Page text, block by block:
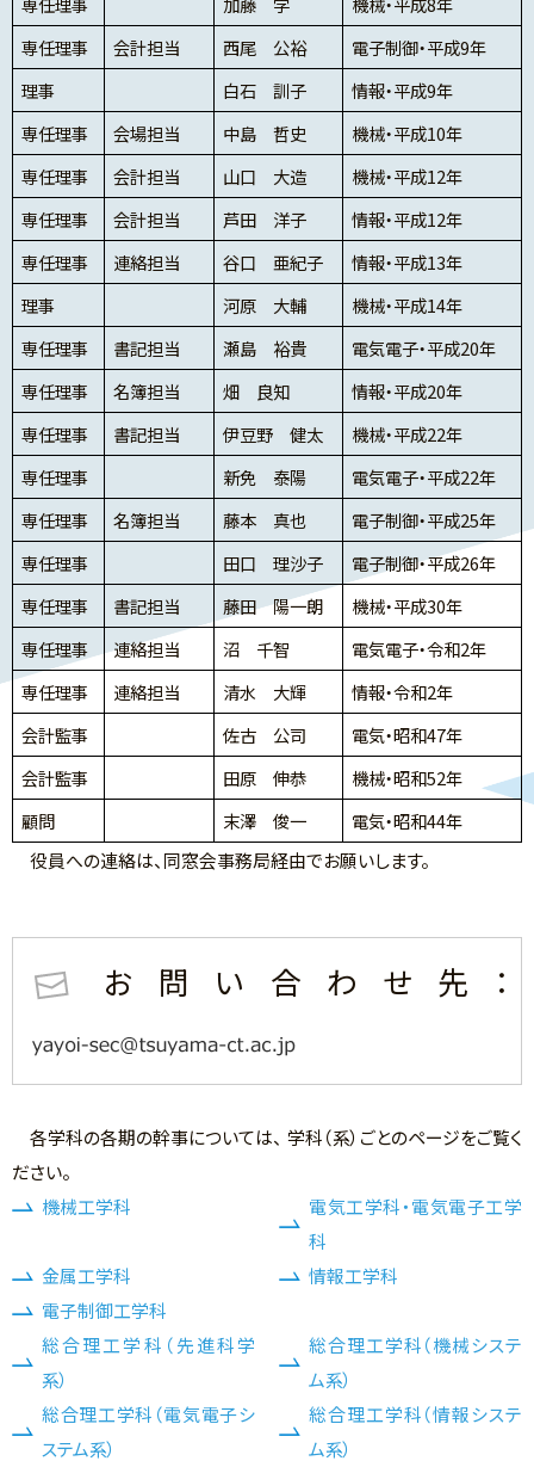
専任理事
会計担当 西尾 公裕
電子制御・平成9年
理事
白石 訓子
情報・平成9年
専任理事
会場担当 中島 哲史
機械・平成10年
専任理事
会計担当 山口 大造
機械・平成12年
専任理事
会計担当 芦田 洋子
情報・平成12年
専任理事
連絡担当 谷口 亜紀子
情報・平成13年
理事
河原 大輔
機械・平成14年
専任理事
書記担当 瀬島 裕貴
電気電子・平成20年
専任理事
名簿担当 畑 良知
情報・平成20年
専任理事
書記担当 伊豆野 健太
機械・平成22年
専任理事
新免 泰陽
電気電子・平成22年
専任理事
名簿担当 藤本 真也
電子制御・平成25年
専任理事
田口 理沙子
電子制御・平成26年
専任理事
書記担当 藤田 陽一朗
機械・平成30年
専任理事
連絡担当 沼 千智
電気電子・令和2年
専任理事
連絡担当 清水 大輝
情報・令和2年
会計監事
佐古 公司
電気・昭和47年
会計監事
田原 伸恭
機械・昭和52年
顧問
末澤 俊一
電気・昭和44年
役員への連絡は、同窓会事務局経由でお願いします。
お問い合わせ先：
各学科の各期の幹事については、 学科（系）ごとのページをご覧く
ださい。
機械工学科
電気工学科・電気電子工学
科
金属工学科
情報工学科
電子制御工学科
総合理工学科（先進科学
系）
総合理工学科（機械システ
ム系）
総合理工学科（電気電子シ
ステム系）
総合理工学科（情報システ
ム系）